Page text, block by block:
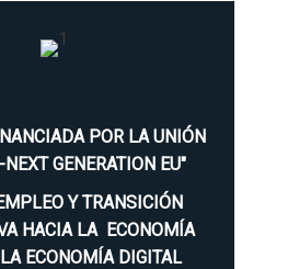
POR LA UNIÓN
GENERATION EU"
Y TRANSICIÓN
HACIA LA ECONOMÍA
ECONOMÍA DIGITAL